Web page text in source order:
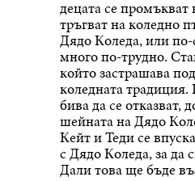
децата се
тръгват на коледно
Дядо Коледа, или по-
много по-трудно.
който застрашава
коледната
бива да се отказват,
шейната на Дядо
Кейт и Теди се
с Дядо Коледа, за да
Дали това ще бъде